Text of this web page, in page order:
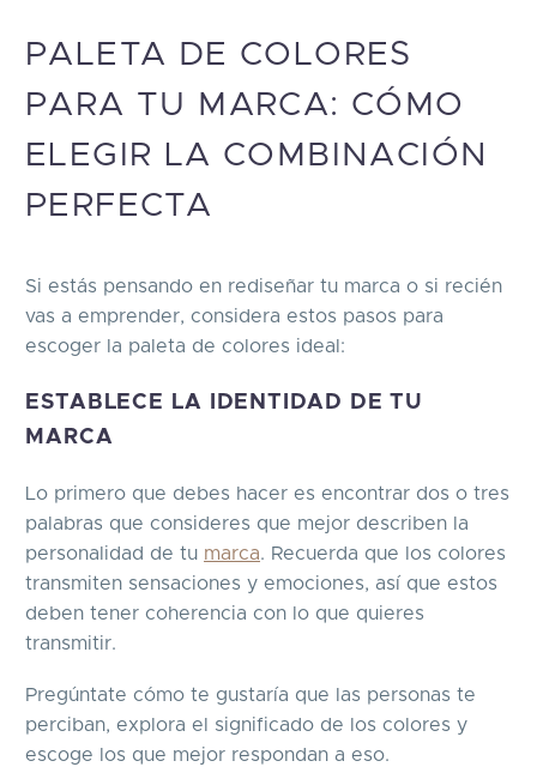
PALETA DE COLORES
PARA TU MARCA: CÓMO
ELEGIR LA COMBINACIÓN
PERFECTA
Si estás pensando en rediseñar tu marca o si recién
vas a emprender, considera estos pasos para
escoger la paleta de colores ideal:
ESTABLECE LA IDENTIDAD DE TU
MARCA
Lo primero que debes hacer es encontrar dos o tres
palabras que consideres que mejor describen la
personalidad de tu marca. Recuerda que los colores
transmiten sensaciones y emociones, así que estos
deben tener coherencia con lo que quieres
transmitir.
Pregúntate cómo te gustaría que las personas te
perciban, explora el significado de los colores y
escoge los que mejor respondan a eso.